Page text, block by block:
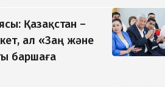
Қазақстан –
ал «Заң және
баршаға